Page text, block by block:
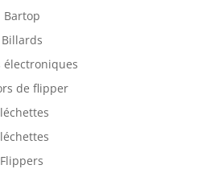
Bartop
Billards
électroniques
de flipper
Flippers